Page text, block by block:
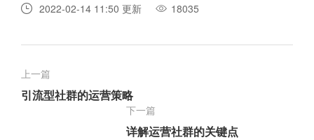
2022-02-14 11:50 更新 18035
上一篇
引流型社群的运营策略
下一篇
详解运营社群的关键点